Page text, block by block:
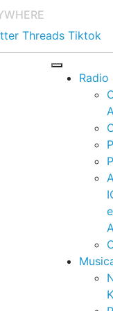
Threads Tiktok
Radio
e